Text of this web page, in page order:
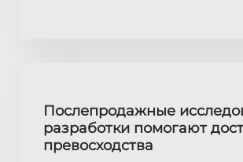
Послепродажные
разработки помогают
превосходства